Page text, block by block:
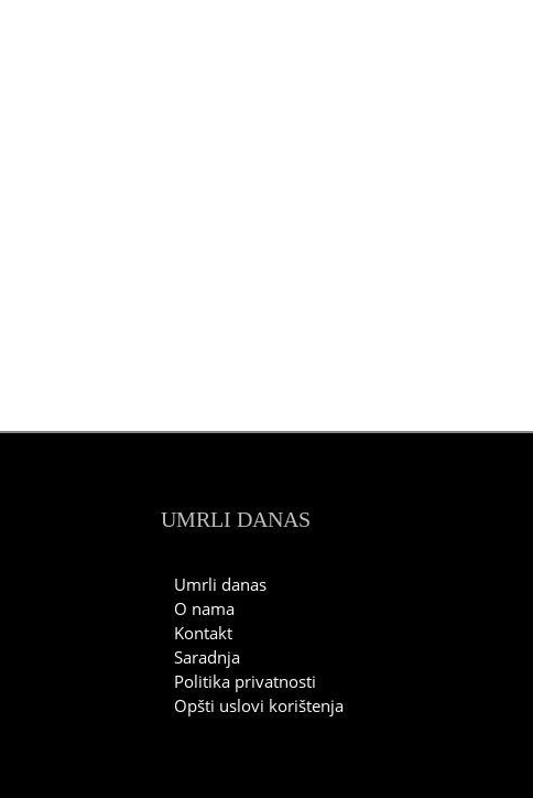
UMRLI DANAS
Umrli danas
O nama
Kontakt
Saradnja
Politika privatnosti
Opšti uslovi korištenja